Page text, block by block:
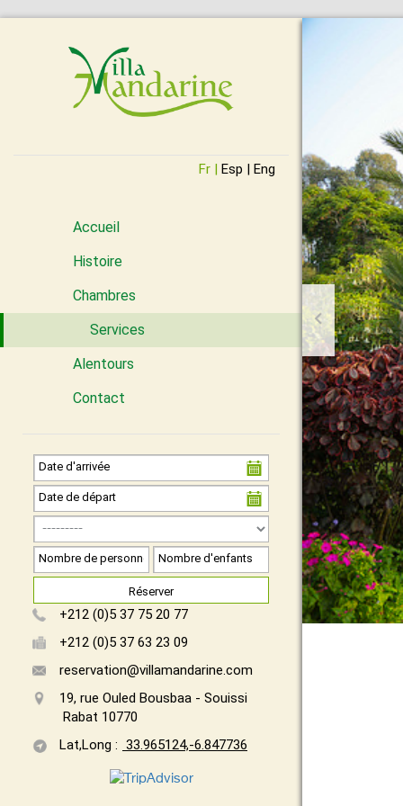
Fr | Esp | Eng
Accueil
Histoire
Chambres
Services
Alentours
Contact
Réserver
+212 (0)5 37 75 20 77
+212 (0)5 37 63 23 09
reservation@villamandarine.com
19, rue Ouled Bousbaa - Souissi
Rabat 10770
Lat,Long : 33.965124,-6.847736